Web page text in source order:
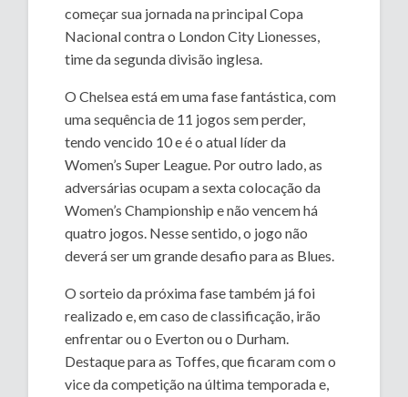
começar sua jornada na principal Copa
Nacional contra o London City Lionesses,
time da segunda divisão inglesa.
O Chelsea está em uma fase fantástica, com
uma sequência de 11 jogos sem perder,
tendo vencido 10 e é o atual líder da
Women’s Super League. Por outro lado, as
adversárias ocupam a sexta colocação da
Women’s Championship e não vencem há
quatro jogos. Nesse sentido, o jogo não
deverá ser um grande desafio para as Blues.
O sorteio da próxima fase também já foi
realizado e, em caso de classificação, irão
enfrentar ou o Everton ou o Durham.
Destaque para as Toffes, que ficaram com o
vice da competição na última temporada e,